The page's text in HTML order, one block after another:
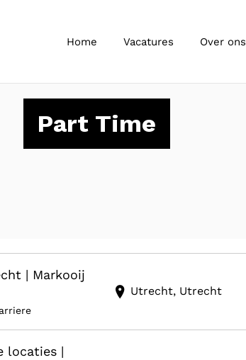
Home Vacatures Over ons
Part Time
| Markooij
Utrecht, Utrecht
locaties |